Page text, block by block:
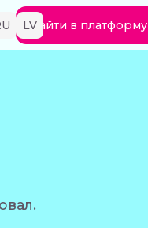
LVЗайти в платформу